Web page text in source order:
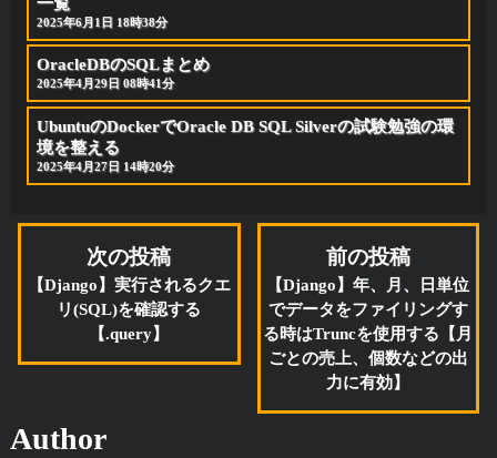
2025年6月1日 18時38分
OracleDBのSQLまとめ
2025年4月29日 08時41分
UbuntuのDockerでOracle DB SQL Silverの試験勉強の環
境を整える
2025年4月27日 14時20分
次の投稿
【Django】実行されるクエ
リ(SQL)を確認する
【.query】
前の投稿
【Django】年、月、日単位
でデータをファイリングす
る時はTruncを使用する【月
ごとの売上、個数などの出
力に有効】
Author